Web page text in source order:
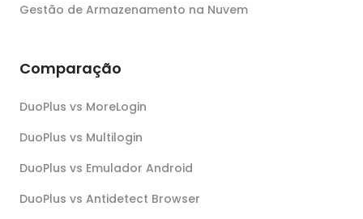
Gestão de Armazenamento na Nuvem
Comparação
DuoPlus vs MoreLogin
DuoPlus vs Multilogin
DuoPlus vs Emulador Android
DuoPlus vs Antidetect Browser